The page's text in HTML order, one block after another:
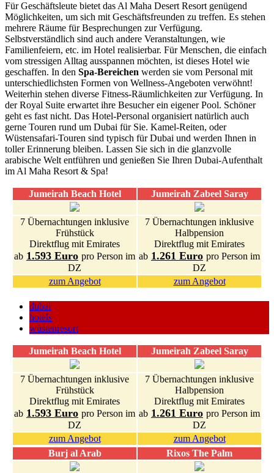
Für Geschäftsleute bietet das Al Maha Desert Resort genügend
Möglichkeiten, um sich mit Geschäftsfreunden zu treffen. Es stehen
mehrere Räume für Besprechungen zur Verfügung.
Selbstverständlich sind auch andere Veranstaltungen, wie
Familienfeiern, etc. im Hotel realisierbar. Für Menschen, die einfach
vom stressigen Alltag ausspannen möchten, ist dieses Hotel wie
geschaffen. In den Spa-Bereichen werden sie vom Personal mit
unterschiedlichsten Formen von Wellness-Angeboten verwöhnt!
Weiterhin stehen diverse Fitness-Räumlichkeiten zur Verfügung. In
der Royal Suite erwartet ihre Besucher ein eigener Pool. Schöner
geht es fast nicht. Das Hotel-Personal organisiert natürlich auch
gerne Touren rund um Dubai für Sie. Kamel-Reiten, oder
Wüstensafari-Touren sind typisch für Dubai und werden Ihnen in
toller Erinnerung bleiben. Lassen Sie sich in die glanzvolle
arabische Welt entführen und genießen Sie Ihren Dubai-Aufenthalt
im Al Maha Resort & Spa!
Jumeirah Beach Hotel Jumeirah Zabeel Saray
7 Übernachtungen inklusive
Frühstück
Direktflug mit Emirates
ab 1.593 Euro pro Person im
DZ
7 Übernachtungen inklusive
Halbpension
Direktflug mit Emirates
ab 1.261 Euro pro Person im
DZ
zum Angebot
zum Angebot
dubai
hotels
wüstenresort
Jumeirah Beach Hotel Jumeirah Zabeel Saray
7 Übernachtungen inklusive
Frühstück
Direktflug mit Emirates
ab 1.593 Euro pro Person im
DZ
7 Übernachtungen inklusive
Halbpension
Direktflug mit Emirates
ab 1.261 Euro pro Person im
DZ
zum Angebot
zum Angebot
Burj al Arab
Rixos The Palm